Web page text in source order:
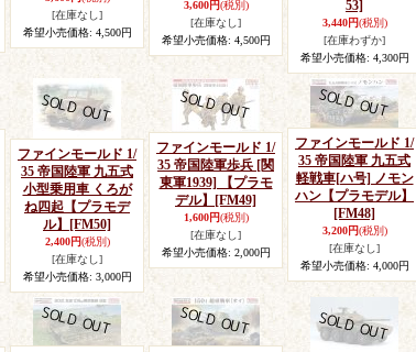
[在庫なし]
希望小売価格: 4,500円
3,600円(税別)
[在庫なし]
希望小売価格: 4,500円
53]
3,440円(税別)
[在庫わずか]
希望小売価格: 4,300円
ファインモールド 1/
35 帝国陸軍 九五式
小型乗用車 くろが
ね四起【プラモデ
ル】
[FM50]
2,400円(税別)
[在庫なし]
希望小売価格: 3,000円
ファインモールド 1/
35 帝国陸軍歩兵 [関
東軍1939] 【プラモ
デル】
[FM49]
1,600円(税別)
[在庫なし]
希望小売価格: 2,000円
ファインモールド 1/
35 帝国陸軍 九五式
軽戦車[ハ号] ノモン
ハン【プラモデル】
[FM48]
3,200円(税別)
[在庫なし]
希望小売価格: 4,000円